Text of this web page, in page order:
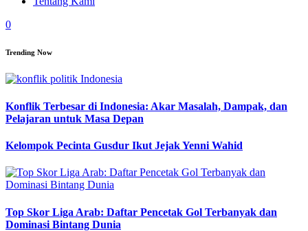
0
Trending Now
Konflik Terbesar di Indonesia: Akar Masalah, Dampak, dan
Pelajaran untuk Masa Depan
Kelompok Pecinta Gusdur Ikut Jejak Yenni Wahid
Top Skor Liga Arab: Daftar Pencetak Gol Terbanyak dan
Dominasi Bintang Dunia